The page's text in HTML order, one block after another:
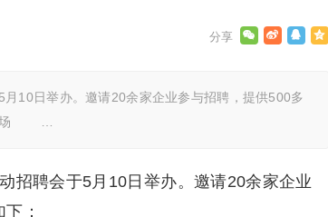
10日举办。邀请20余家企业参与招聘，提供500多
市场 …
招聘会于5月10日举办。邀请20余家企业
：